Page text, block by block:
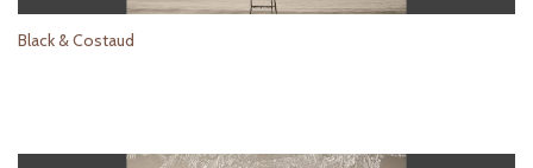
Black & Costaud